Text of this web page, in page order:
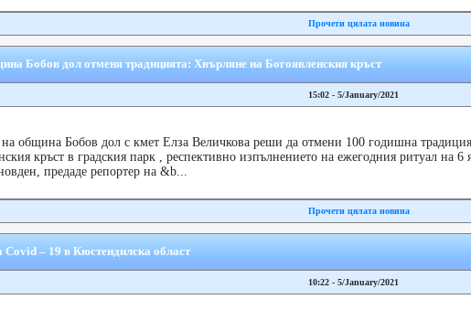
Прочети цялата новина
Бобов дол отменя традицията: Хвърляне на Богоявленския кръст
15:02 - 5/January/2021
на община Бобов дол с кмет Елза Величкова реши да отмени 100 годишна
кръст в градския парк , респективно изпълнението на ежегодния ритуал на 6
предаде репортер на &b...
Прочети цялата новина
Covid – 19 в Кюстендилска област
10:22 - 5/January/2021